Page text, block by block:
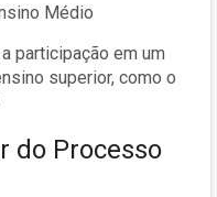
Médio
participação em um
superior, como o
do Processo